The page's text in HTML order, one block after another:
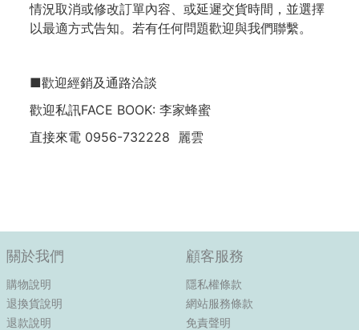
情況取消或修改訂單內容、或延遲交貨時間，並選擇
以最適方式告知。若有任何問題歡迎與我們聯繫。
■歡迎經銷及通路洽談
歡迎私訊FACE BOOK: 李家蜂蜜
直接來電 0956-732228 麗雲
關於我們
購物說明
退換貨說明
退款說明
顧客服務
隱私權條款
網站服務條款
免責聲明